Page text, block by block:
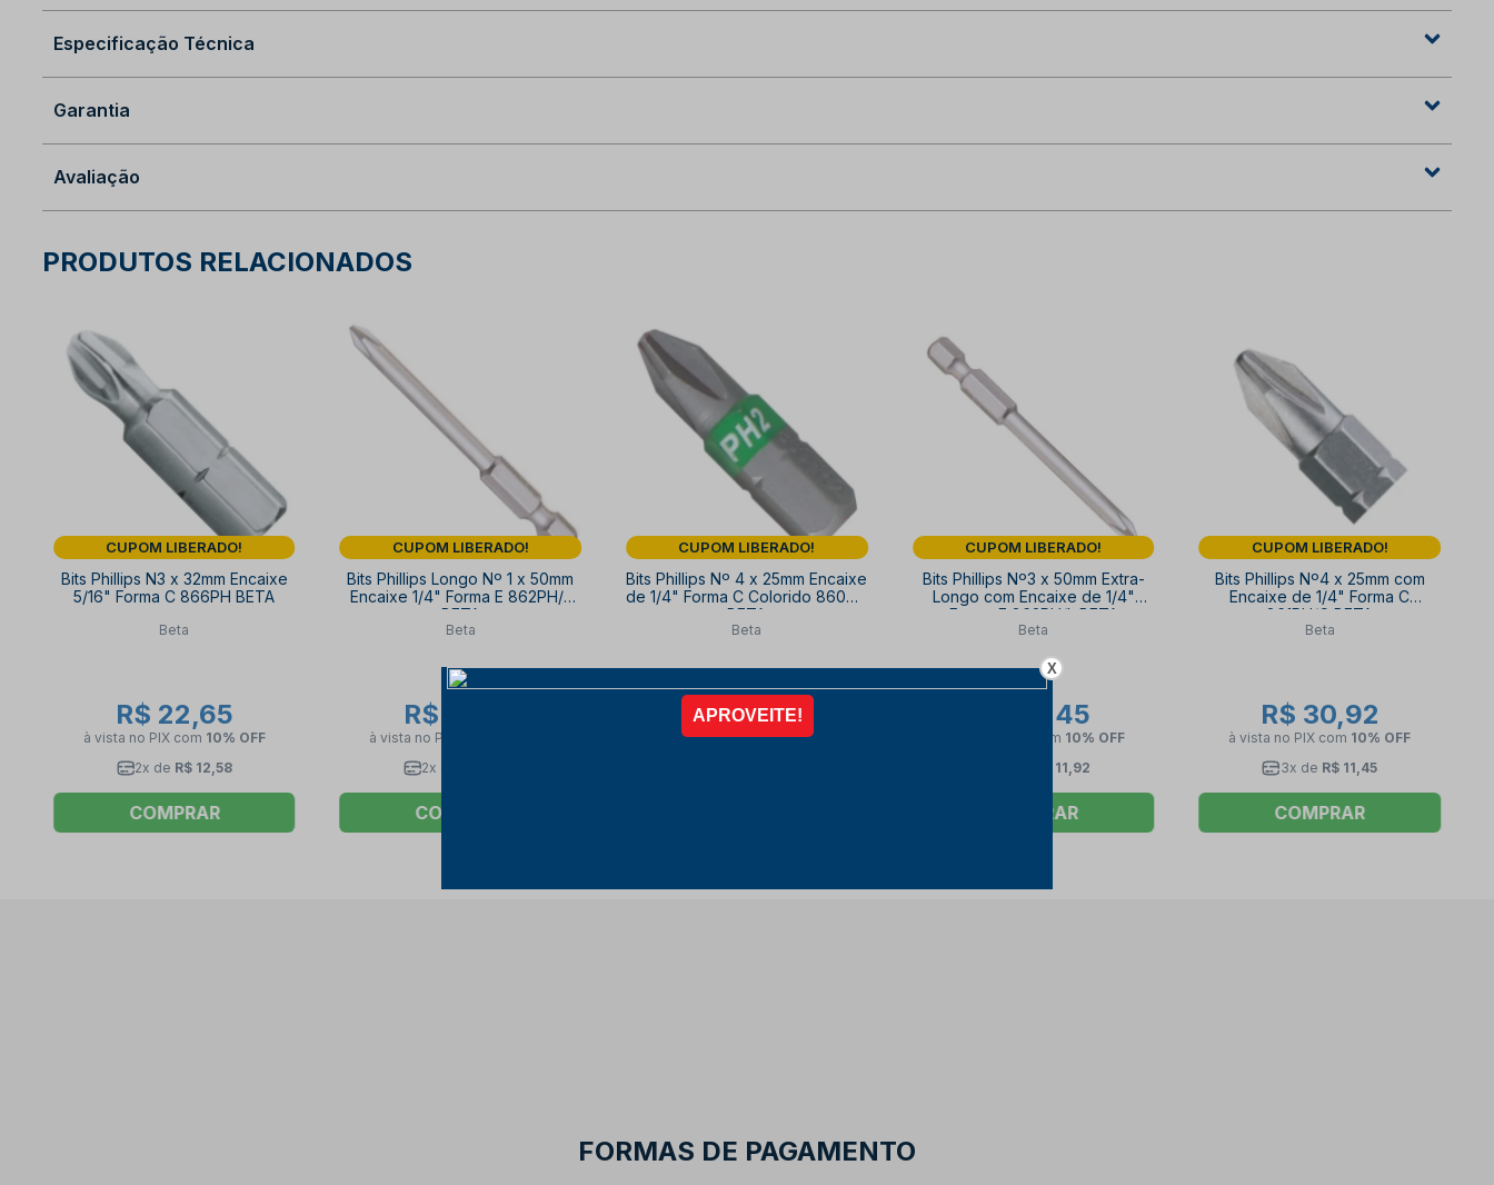
Especificação Técnica
Garantia
Avaliação
PRODUTOS RELACIONADOS
CUPOM LIBERADO!
Bits Phillips N3 x 32mm Encaixe
5/16" Forma C 866PH BETA
Beta
R$ 22,65
à vista no PIX com 10% OFF
2x de R$ 12,58
COMPRAR
CUPOM LIBERADO!
Bits Phillips Longo Nº 1 x 50mm
Encaixe 1/4" Forma E 862PH/L
BETA
Beta
R$ 21,45
à vista no PIX
2x de
COMPRAR
CUPOM LIBERADO!
Bits Phillips Nº 4 x 25mm Encaixe
de 1/4" Forma C Colorido 860PH
BETA
Beta
R$ 18,02
à vista no PIXcom10% OFF
CUPOM LIBERADO!
Bits Phillips Nº3 x 50mm Extra-
Longo com Encaixe de 1/4"
Forma E 862PH/L BETA
Beta
R$ 21,45
com 10% OFF
R$ 11,92
COMPRAR
CUPOM LIBERADO!
Bits Phillips Nº4 x 25mm com
Encaixe de 1/4" Forma C
861PH/C BETA
Beta
R$ 30,92
à vista no PIX com 10% OFF
3x de R$ 11,45
COMPRAR
FORMAS DE PAGAMENTO
X